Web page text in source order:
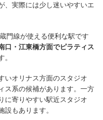
、実際には少し迷いやすいエ
門線が使える便利な駅です
口・江東橋方面でピラティス
。
いオリナス方面のスタジオ
ス系の候補があります。一方
に寄りやすい駅近スタジオ
もあります。